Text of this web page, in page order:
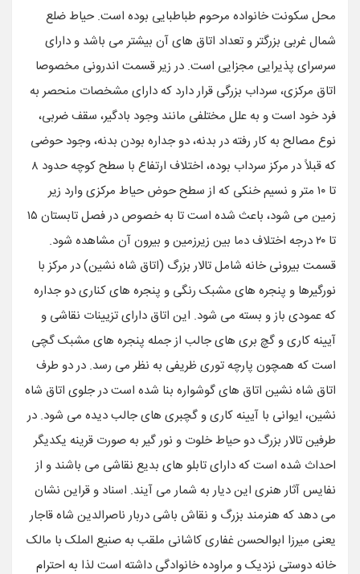
محل سکونت خانواده مرحوم طباطبایی بوده است. حیاط ضلع
شمال غربی بزرگتر و تعداد اتاق های آن بیشتر می باشد و دارای
سرسرای پذیرایی مجزایی است. در زیر قسمت اندرونی مخصوصا
اتاق مرکزی، سرداب بزرگی قرار دارد که دارای مشخصات منحصر به
فرد خود است و به علل مختلفی مانند وجود بادگیر، سقف ضربی،
نوع مصالح به کار رفته در بدنه، دو جداره بودن بدنه، وجود حوضی
که قبلاً در مرکز سرداب بوده، اختلاف ارتفاع با سطح کوچه حدود ۸
تا ۱۰ متر و نسیم خنکی که از سطح حوض حیاط مرکزی وارد زیر
زمین می شود، باعث شده است تا به خصوص در فصل تابستان ۱۵
تا ۲۰ درجه اختلاف دما بین زیرزمین و بیرون آن مشاهده شود.
قسمت بیرونی خانه شامل تالار بزرگ (اتاق شاه نشین) در مرکز با
نورگیرها و پنجره های مشبک رنگی و پنجره های کناری دو جداره
که عمودی باز و بسته می شود. این اتاق دارای تزیینات نقاشی و
آیینه کاری و گچ بری های جالب از جمله پنجره های مشبک گچی
است که همچون پارچه توری ظریفی به نظر می رسد. در دو طرف
اتاق شاه نشین اتاق های گوشواره بنا شده است در جلوی اتاق شاه
نشین، ایوانی با آیینه کاری و گچبری های جالب دیده می شود. در
طرفین تالار بزرگ دو حیاط خلوت و نور گیر به صورت قرینه یکدیگر
احداث شده است که دارای تابلو های بدیع نقاشی می باشند و از
نفایس آثار هنری این دیار به شمار می آیند. اسناد و قراین نشان
می دهد که هنرمند بزرگ و نقاش باشی دربار ناصرالدین شاه قاجار
یعنی میرزا ابوالحسن غفاری کاشانی ملقب به صنیع الملک با مالک
خانه دوستی نزدیک و مراوده خانوادگی داشته است لذا به احترام